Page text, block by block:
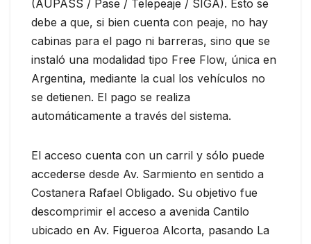
(AUPASS / Pase / Telepeaje / SIGA). Esto se
debe a que, si bien cuenta con peaje, no hay
cabinas para el pago ni barreras, sino que se
instaló una modalidad tipo Free Flow, única en
Argentina, mediante la cual los vehículos no
se detienen. El pago se realiza
automáticamente a través del sistema.
El acceso cuenta con un carril y sólo puede
accederse desde Av. Sarmiento en sentido a
Costanera Rafael Obligado. Su objetivo fue
descomprimir el acceso a avenida Cantilo
ubicado en Av. Figueroa Alcorta, pasando La